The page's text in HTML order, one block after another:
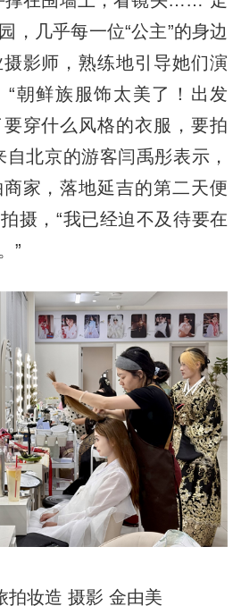
，几乎每一位“公主”的身边
影师，熟练地引导她们演
“朝鲜族服饰太美了！出发
穿什么风格的衣服，要拍
北京的游客闫禹彤表示，
家，落地延吉的第二天便
摄，“我已经迫不及待要在
”
拍妆造 摄影 金由美